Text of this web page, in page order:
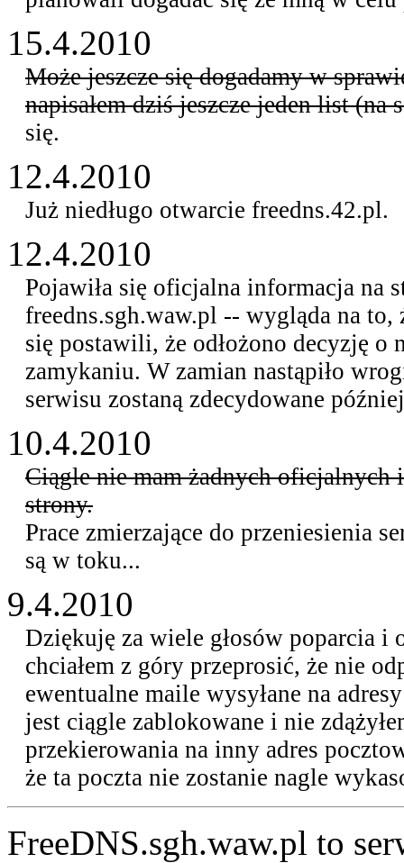
15.4.2010
Może jeszcze się dogadamy w
napisałem dziś jeszcze jeden list (na
się.
12.4.2010
Już niedługo otwarcie freedns.42.pl.
12.4.2010
Pojawiła się oficjalna informacja na
freedns.sgh.waw.pl -- wygląda na
się postawili, że odłożono decyzję o
zamykaniu. W zamian nastąpiło
serwisu zostaną zdecydowane
10.4.2010
Ciągle nie mam żadnych
strony.
Prace zmierzające do przeniesienia
są w toku...
9.4.2010
Dziękuję za wiele głosów poparcia i
chciałem z góry przeprosić, że nie
ewentualne maile wysyłane na
jest ciągle zablokowane i nie
przekierowania na inny adres
że ta poczta nie zostanie nagle
FreeDNS.sgh.waw.pl to